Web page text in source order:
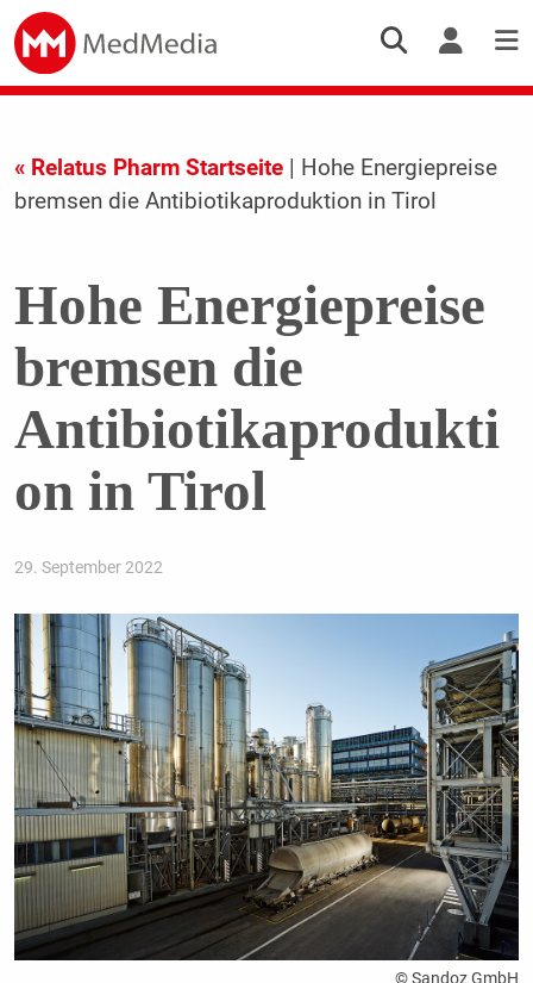
« Relatus Pharm Startseite| Hohe Energiepreise
bremsen die Antibiotikaproduktion in Tirol
Hohe Energiepreise
bremsen die
Antibiotikaprodukti
on in Tirol
29. September 2022
© Sandoz GmbH